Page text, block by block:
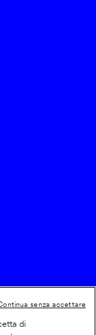
di
senza accettare